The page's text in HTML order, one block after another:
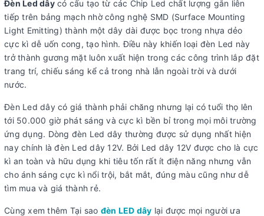
Đèn Led dâycó cấu tạo từ các Chip Led chất lượng gắn liên
tiếp trên bảng mạch nhờ công nghệ SMD (Surface Mounting
Light Emitting) thành một dây dài được bọc trong nhựa dẻo
cực kì dễ uốn cong, tạo hình. Điều này khiến loại đèn Led này
trở thành gương mặt luôn xuất hiện trong các công trình lắp đặt
trang trí, chiếu sáng kể cả trong nhà lẫn ngoài trời và dưới
nước.
Đèn Led dây có giá thành phải chăng nhưng lại có tuổi thọ lên
tới 50.000 giờ phát sáng và cực kì bền bỉ trong mọi môi trường
ứng dụng. Dòng đèn Led dây thường được sử dụng nhất hiện
nay chính là đèn Led dây 12V. Bởi Led dây 12V được cho là cực
kì an toàn và hữu dụng khi tiêu tốn rất ít điện năng nhưng vẫn
cho ánh sáng cực kì nổi trội, bắt mắt, đúng màu cũng như dễ
tìm mua và giá thành rẻ.
Cùng xem thêm Tại sao đèn LED dây lại được mọi người ưa